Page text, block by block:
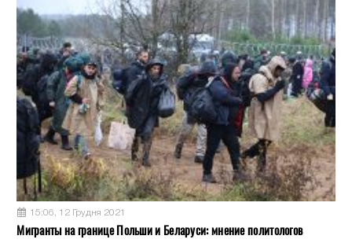
15:06, 12 Грудня 2021
Мигранты на границе Польши и Беларуси: мнение политологов